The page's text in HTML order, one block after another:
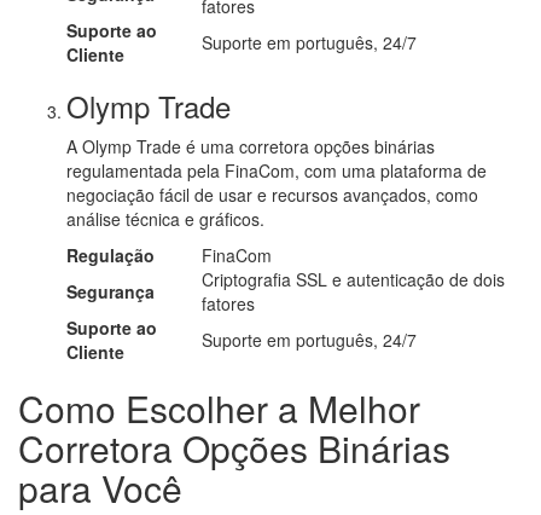
fatores
Suporte ao
Cliente
Suporte em português, 24/7
Olymp Trade
A Olymp Trade é uma corretora opções binárias
regulamentada pela FinaCom, com uma plataforma de
negociação fácil de usar e recursos avançados, como
análise técnica e gráficos.
Regulação
FinaCom
Segurança
Criptografia SSL e autenticação de dois
fatores
Suporte ao
Cliente
Suporte em português, 24/7
Como Escolher a Melhor
Corretora Opções Binárias
para Você